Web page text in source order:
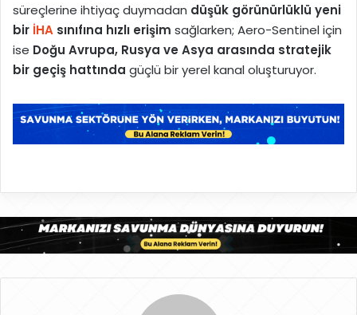
süreçlerine ihtiyaç duymadan düşük görünürlüklü yeni
bir İHA sınıfına hızlı erişim sağlarken; Aero-Sentinel için
ise Doğu Avrupa, Rusya ve Asya arasında stratejik
bir geçiş hattında güçlü bir yerel kanal oluşturuyor.